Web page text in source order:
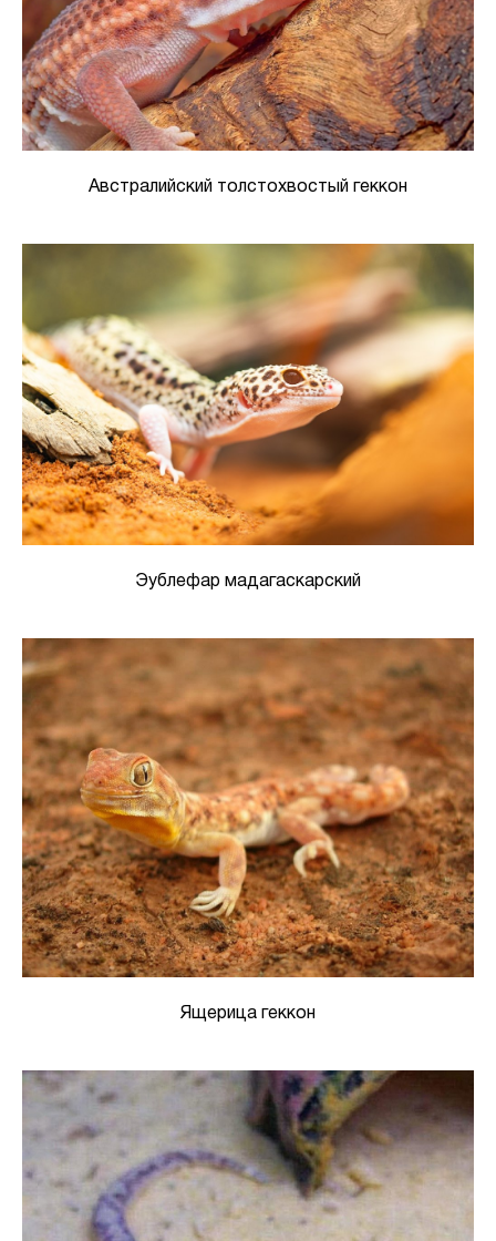
Австралийский толстохвостый геккон
Эублефар мадагаскарский
Ящерица геккон